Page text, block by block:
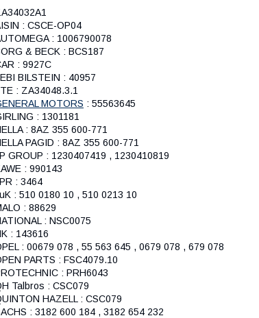
: CSCE-OP04
: 1006790078
& BECK : BCS187
: 9927C
BILSTEIN : 40957
: ZA34048.3.1
MOTORS : 55563645
: 1301181
: 8AZ 355 600-771
PAGID : 8AZ 355 600-771
GROUP : 1230407419 , 1230410819
: 990143
: 3464
: 510 0180 10 , 510 0213 10
: 88629
: NSC0075
: 143616
: 00679 078 , 55 563 645 , 0679 078 , 679 078
PARTS : FSC4079.10
: PRH6043
Talbros : CSC079
HAZELL : CSC079
: 3182 600 184 , 3182 654 232